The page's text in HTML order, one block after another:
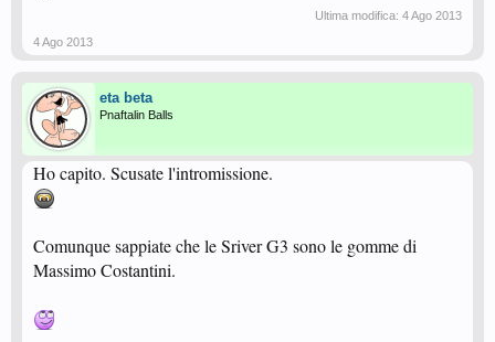
Ultima modifica: 4 Ago 2013
4 Ago 2013
eta beta
Pnaftalin Balls
Ho capito. Scusate l'intromissione.
Comunque sappiate che le Sriver G3 sono le gomme di
Massimo Costantini.